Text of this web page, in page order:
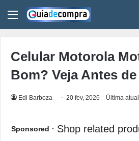
Menu
Celular Motorola
Bom? Veja Antes
Edi Barboza 20 fev, 2026 Última